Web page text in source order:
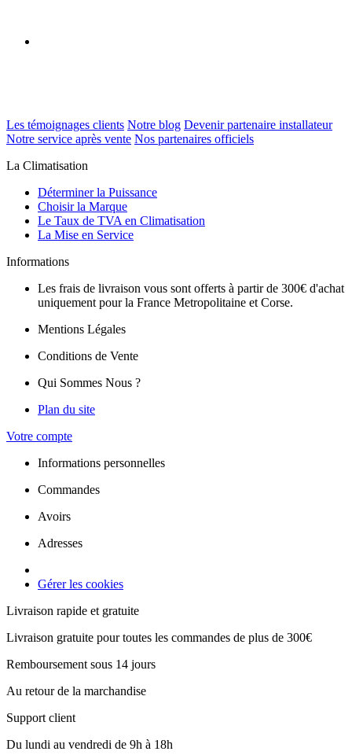
Les témoignages clients Notre blog Devenir partenaire installateur
Notre service après vente Nos partenaires officiels
La Climatisation
Déterminer la Puissance
Choisir la Marque
Le Taux de TVA en Climatisation
La Mise en Service
Informations
Les frais de livraison vous sont offerts à partir de 300€ d'achat
uniquement pour la France Metropolitaine et Corse.
Mentions Légales
Conditions de Vente
Qui Sommes Nous ?
Plan du site
Votre compte
Informations personnelles
Commandes
Avoirs
Adresses
Gérer les cookies
Livraison rapide et gratuite
Livraison gratuite pour toutes les commandes de plus de 300€
Remboursement sous 14 jours
Au retour de la marchandise
Support client
Du lundi au vendredi de 9h à 18h